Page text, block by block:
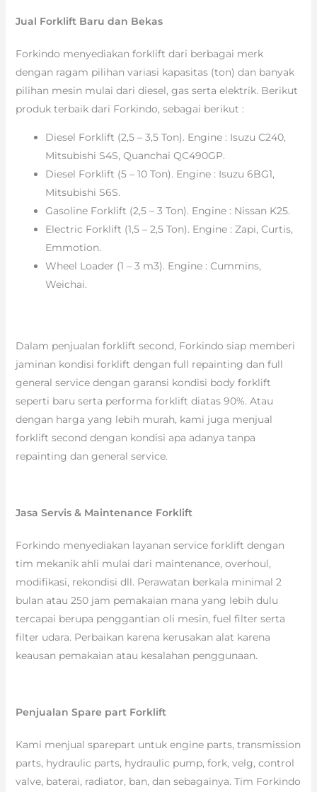
Jual Forklift Baru dan Bekas
Forkindo menyediakan forklift dari berbagai merk
dengan ragam pilihan variasi kapasitas (ton) dan banyak
pilihan mesin mulai dari diesel, gas serta elektrik. Berikut
produk terbaik dari Forkindo, sebagai berikut :
Diesel Forklift (2,5 – 3,5 Ton). Engine : Isuzu C240,
Mitsubishi S4S, Quanchai QC490GP.
Diesel Forklift (5 – 10 Ton). Engine : Isuzu 6BG1,
Mitsubishi S6S.
Gasoline Forklift (2,5 – 3 Ton). Engine : Nissan K25.
Electric Forklift (1,5 – 2,5 Ton). Engine : Zapi, Curtis,
Emmotion.
Wheel Loader (1 – 3 m3). Engine : Cummins,
Weichai.
Dalam penjualan forklift second, Forkindo siap memberi
jaminan kondisi forklift dengan full repainting dan full
general service dengan garansi kondisi body forklift
seperti baru serta performa forklift diatas 90%. Atau
dengan harga yang lebih murah, kami juga menjual
forklift second dengan kondisi apa adanya tanpa
repainting dan general service.
Jasa Servis & Maintenance Forklift
Forkindo menyediakan layanan service forklift dengan
tim mekanik ahli mulai dari maintenance, overhoul,
modifikasi, rekondisi dll. Perawatan berkala minimal 2
bulan atau 250 jam pemakaian mana yang lebih dulu
tercapai berupa penggantian oli mesin, fuel filter serta
filter udara. Perbaikan karena kerusakan alat karena
keausan pemakaian atau kesalahan penggunaan.
Penjualan Spare part Forklift
Kami menjual sparepart untuk engine parts, transmission
parts, hydraulic parts, hydraulic pump, fork, velg, control
valve, baterai, radiator, ban, dan sebagainya. Tim Forkindo